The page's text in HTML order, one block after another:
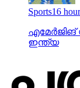
Sports16
എമേര്‍ജിങ്
ഇന്ത്യ